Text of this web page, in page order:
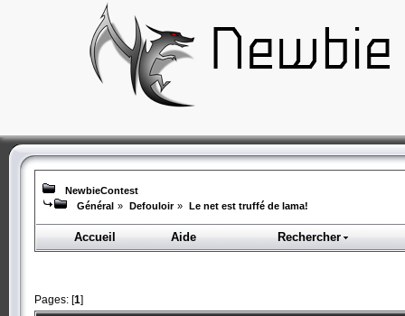
NewbieContest
Général » Defouloir » Le net est truffé de lama!
Accueil Aide Rechercher
Pages: [1]